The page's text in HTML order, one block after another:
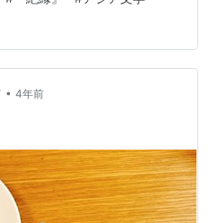
田沙耶香 「無」 アルフィ
ガポール） 藤井光訳 郝景芳
） 大久保洋子訳 ウィワッ
サー「燃える」（タイ） 福
香港）及川茜訳 ラシャムジ
いる」…
• 4年前